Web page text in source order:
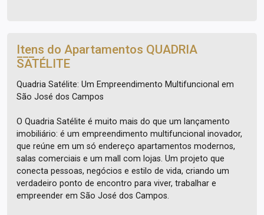
Itens do Apartamentos QUADRIA
SATÉLITE
Quadria Satélite: Um Empreendimento Multifuncional em
São José dos Campos
O Quadria Satélite é muito mais do que um lançamento
imobiliário: é um empreendimento multifuncional inovador,
que reúne em um só endereço apartamentos modernos,
salas comerciais e um mall com lojas. Um projeto que
conecta pessoas, negócios e estilo de vida, criando um
verdadeiro ponto de encontro para viver, trabalhar e
empreender em São José dos Campos.